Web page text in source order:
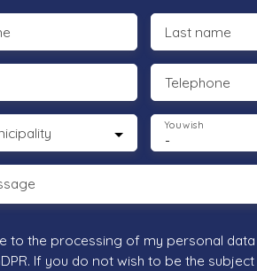
Last name
Telephone
-
You wish
to the processing of my personal
If you do not wish to be the